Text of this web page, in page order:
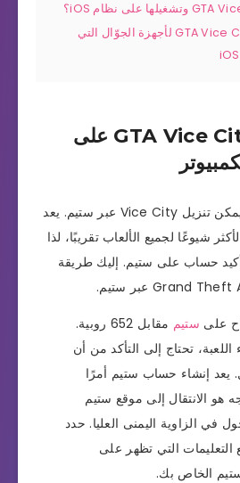
متطلبات تشغيل GTA Vice City لأجهزة الجوّال التي
طريقة تنزيل GTA Vice City على
Grand Theft Auto: يمكن تنزيل Vice City عبر ستيم. يعد
شيوعًا لجميع الألعاب تقريبًا، لذا
حساب على ستيم. إليك طريقة
ستيم
مقابل 652 روبية.
تحتاج إلى التأكد من أن
إنشاء حساب ستيم أمرًا
هو الانتقال إلى موقع ستيم
في الزاوية اليمنى العليا. حدد
التعليمات التي تظهر على
الخاص بك.